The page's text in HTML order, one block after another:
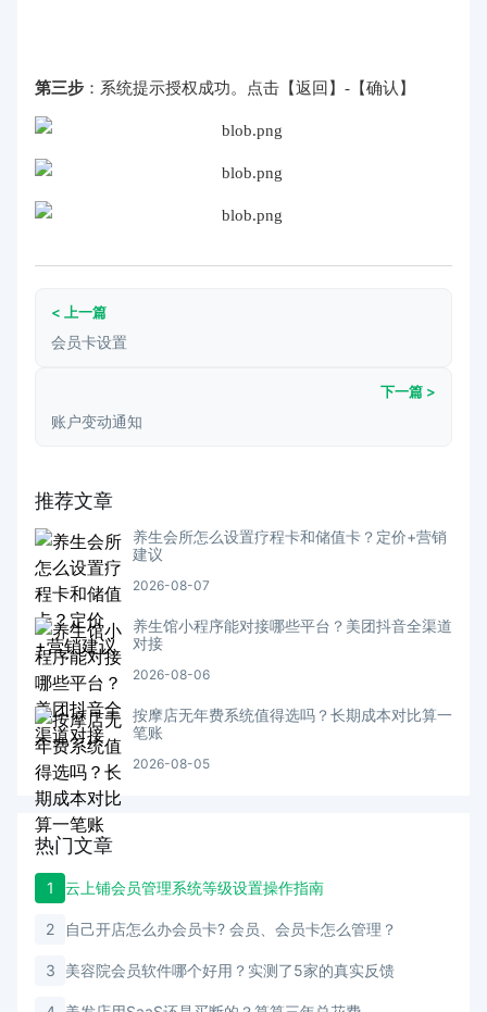
第三步 ：系统提示授权成功。点击【返回】-【确认】
< 上一篇
会员卡设置
下一篇 >
账户变动通知
推荐文章
养生会所怎么设置疗程卡和储值卡？定价+营销
建议
2026-08-07
养生馆小程序能对接哪些平台？美团抖音全渠道
对接
2026-08-06
按摩店无年费系统值得选吗？长期成本对比算一
笔账
2026-08-05
热门文章
1 云上铺会员管理系统等级设置操作指南
2 自己开店怎么办会员卡? 会员、会员卡怎么管理？
3 美容院会员软件哪个好用？实测了5家的真实反馈